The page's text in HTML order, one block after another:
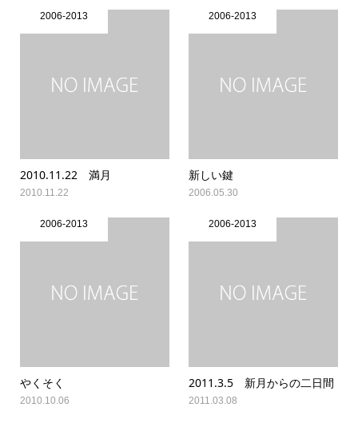
2006-2013
2010.11.22 満月
2010.11.22
2006-2013
新しい鍵
2006.05.30
2006-2013
やくそく
2010.10.06
2006-2013
2011.3.5 新月からの二日間
2011.03.08